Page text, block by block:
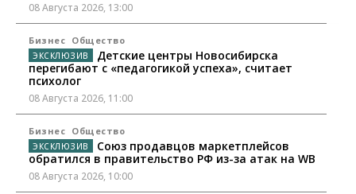
08 Августа 2026, 13:00
Бизнес Общество
Детские центры Новосибирска
перегибают с «педагогикой успеха», считает
психолог
08 Августа 2026, 11:00
Бизнес Общество
Союз продавцов маркетплейсов
обратился в правительство РФ из-за атак на WB
08 Августа 2026, 10:00